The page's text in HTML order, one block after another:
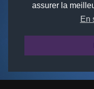
assurer la
En